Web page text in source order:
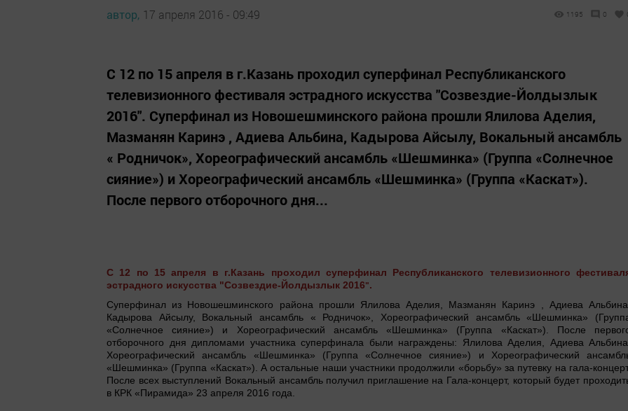
автор, 17 апреля 2016 - 09:49 1195 0
C 12 по 15 апреля в г.Казань проходил суперфинал Республиканского
телевизионного фестиваля эстрадного искусства "Созвездие-Йолдызлык
2016". Суперфинал из Новошешминского района прошли Ялилова Аделия,
Мазманян Каринэ , Адиева Альбина, Кадырова Айсылу, Вокальный ансамбль
« Родничок», Хореографический ансамбль «Шешминка» (Группа «Солнечное
сияние») и Хореографический ансамбль «Шешминка» (Группа «Каскат»).
После первого отборочного дня...
C 12 по 15 апреля в г.Казань проходил суперфинал Республиканского телевизионного
эстрадного искусства "Созвездие-Йолдызлык 2016".
Суперфинал из Новошешминского района прошли Ялилова Аделия, Мазманян Каринэ , Адиева
Кадырова Айсылу, Вокальный ансамбль « Родничок», Хореографический ансамбль «Шешминка»
«Солнечное сияние») и Хореографический ансамбль «Шешминка» (Группа «Каскат»). После
отборочного дня дипломами участника суперфинала были награждены: Ялилова Аделия, Адиева
Хореографический ансамбль «Шешминка» (Группа «Солнечное сияние») и Хореографический
«Шешминка» (Группа «Каскат»). А остальные наши участники продолжили «борьбу» за путевку на гала-
После всех выступлений Вокальный ансамбль получил приглашение на Гала-концерт, который будет
в КРК «Пирамида» 23 апреля 2016 года.